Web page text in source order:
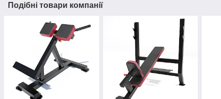
Подібні товари компанії